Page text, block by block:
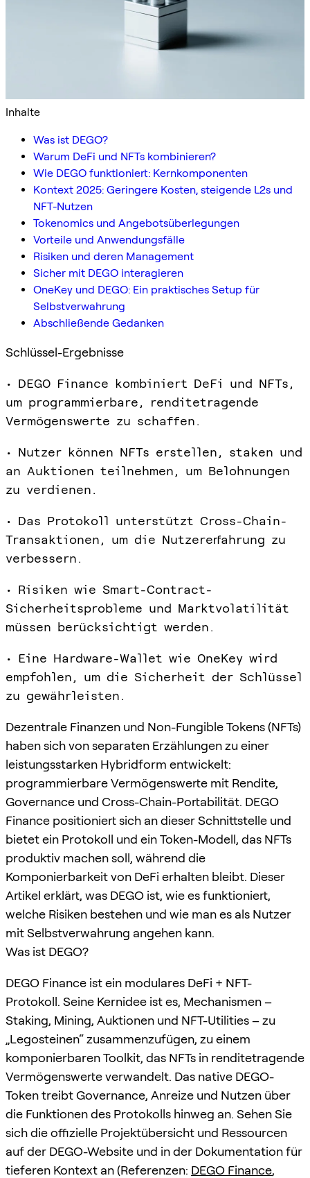
Inhalte
Was ist DEGO?
Warum DeFi und NFTs kombinieren?
Wie DEGO funktioniert: Kernkomponenten
Kontext 2025: Geringere Kosten, steigende L2s und
NFT-Nutzen
Tokenomics und Angebotsüberlegungen
Vorteile und Anwendungsfälle
Risiken und deren Management
Sicher mit DEGO interagieren
OneKey und DEGO: Ein praktisches Setup für
Selbstverwahrung
Abschließende Gedanken
Schlüssel-Ergebnisse
• DEGO Finance kombiniert DeFi und NFTs,
um programmierbare, renditetragende
Vermögenswerte zu schaffen.
• Nutzer können NFTs erstellen, staken und
an Auktionen teilnehmen, um Belohnungen
zu verdienen.
• Das Protokoll unterstützt Cross-Chain-
Transaktionen, um die Nutzererfahrung zu
verbessern.
• Risiken wie Smart-Contract-
Sicherheitsprobleme und Marktvolatilität
müssen berücksichtigt werden.
• Eine Hardware-Wallet wie OneKey wird
empfohlen, um die Sicherheit der Schlüssel
zu gewährleisten.
Dezentrale Finanzen und Non-Fungible Tokens (NFTs)
haben sich von separaten Erzählungen zu einer
leistungsstarken Hybridform entwickelt:
programmierbare Vermögenswerte mit Rendite,
Governance und Cross-Chain-Portabilität. DEGO
Finance positioniert sich an dieser Schnittstelle und
bietet ein Protokoll und ein Token-Modell, das NFTs
produktiv machen soll, während die
Komponierbarkeit von DeFi erhalten bleibt. Dieser
Artikel erklärt, was DEGO ist, wie es funktioniert,
welche Risiken bestehen und wie man es als Nutzer
mit Selbstverwahrung angehen kann.
Was ist DEGO?
DEGO Finance ist ein modulares DeFi + NFT-
Protokoll. Seine Kernidee ist es, Mechanismen –
Staking, Mining, Auktionen und NFT-Utilities – zu
„Legosteinen“ zusammenzufügen, zu einem
komponierbaren Toolkit, das NFTs in renditetragende
Vermögenswerte verwandelt. Das native DEGO-
Token treibt Governance, Anreize und Nutzen über
die Funktionen des Protokolls hinweg an. Sehen Sie
sich die offizielle Projektübersicht und Ressourcen
auf der DEGO-Website und in der Dokumentation für
tieferen Kontext an (Referenzen: DEGO Finance,